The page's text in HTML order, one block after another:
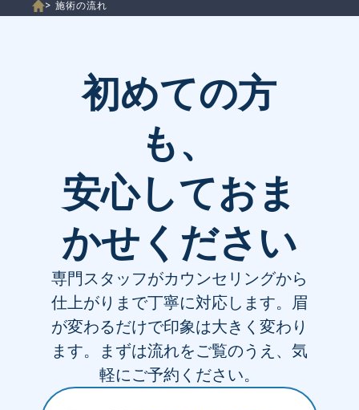
> 施術の流れ
初めての方
も、
安心しておま
かせください
専門スタッフがカウンセリングから
仕上がりまで丁寧に対応します。眉
が変わるだけで印象は大きく変わり
ます。まずは流れをご覧のうえ、気
軽にご予約ください。